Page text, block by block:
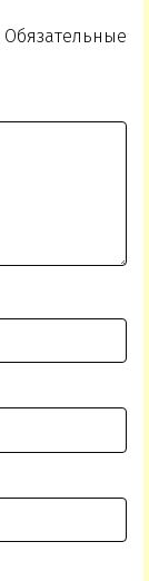
Обязательные